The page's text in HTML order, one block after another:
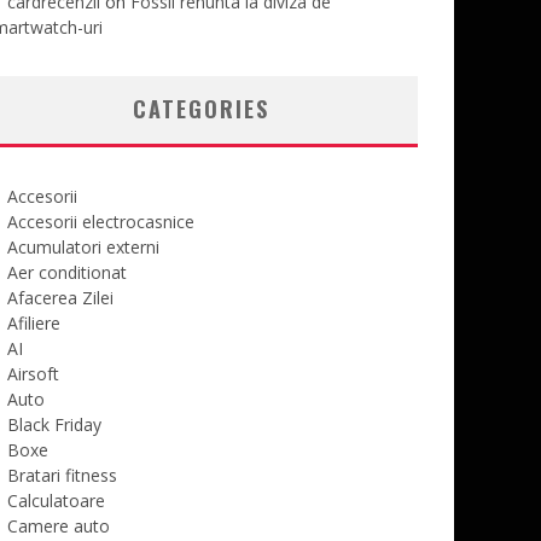
uri
CATEGORIES
Accesorii
Accesorii electrocasnice
Acumulatori externi
Aer conditionat
Afacerea Zilei
Afiliere
AI
Airsoft
Auto
Black Friday
Boxe
Bratari fitness
Calculatoare
Camere auto